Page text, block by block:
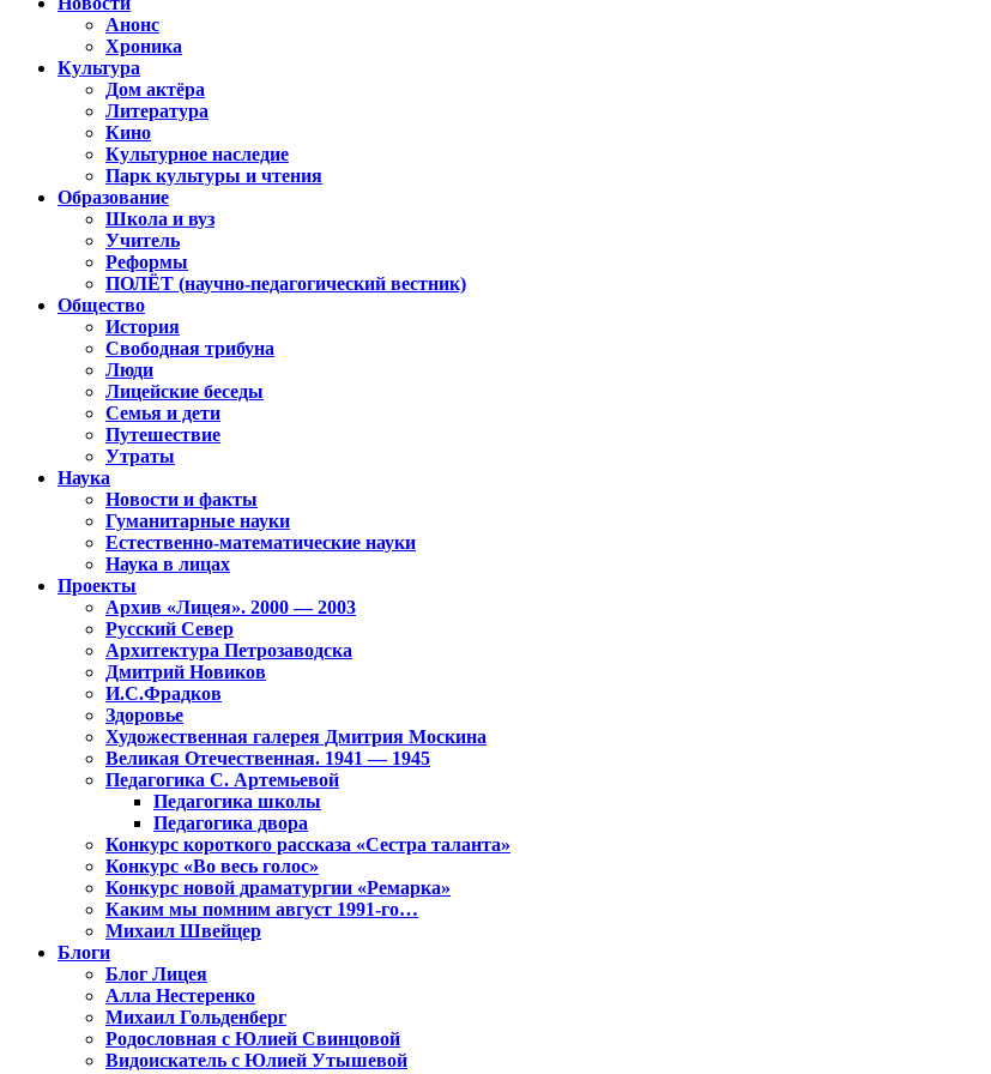
Анонс
Хроника
Культура
Дом актёра
Литература
Кино
Культурное наследие
Парк культуры и чтения
Образование
Школа и вуз
Учитель
Реформы
ПОЛЁТ (научно-педагогический вестник)
Общество
История
Свободная трибуна
Люди
Лицейские беседы
Семья и дети
Путешествие
Утраты
Наука
Новости и факты
Гуманитарные науки
Естественно-математические науки
Наука в лицах
Проекты
Архив «Лицея». 2000 — 2003
Русский Север
Архитектура Петрозаводска
Дмитрий Новиков
И.С.Фрадков
Здоровье
Художественная галерея Дмитрия Москина
Великая Отечественная. 1941 — 1945
Педагогика С. Артемьевой
Педагогика школы
Педагогика двора
Конкурс короткого рассказа «Сестра таланта»
Конкурс «Во весь голос»
Конкурс новой драматургии «Ремарка»
Каким мы помним август 1991-го…
Михаил Швейцер
Блоги
Блог Лицея
Алла Нестеренко
Михаил Гольденберг
Родословная с Юлией Свинцовой
Видоискатель с Юлией Утышевой